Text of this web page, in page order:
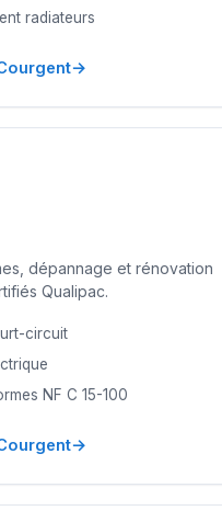
radiateurs
→
dépannage et rénovation
Qualipac.
circuit
NF C 15-100
→